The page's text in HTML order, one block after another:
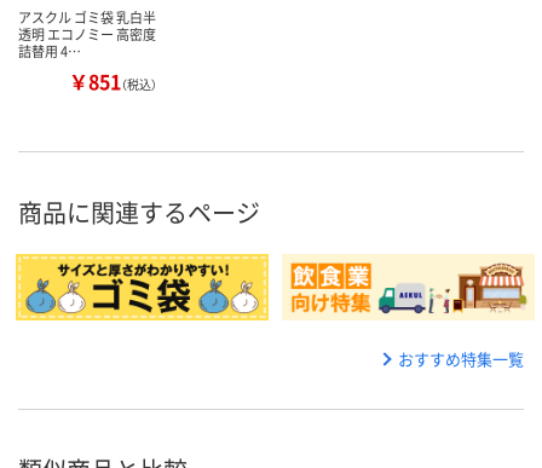
アスクル ゴミ袋 乳白半
透明 エコノミー 高密度
詰替用 4…
￥851（税込）
商品に関連するページ
おすすめ特集一覧